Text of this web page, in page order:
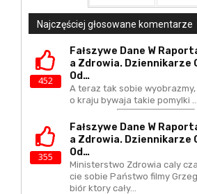
Najczęściej głosowane komentarze
452
Fałszywe Dane W
A Zdrowia. Dziennikarze
Od…
A teraz tak sobie
o kraju bywaja takie pomylki ...
355
Fałszywe Dane W
A Zdrowia. Dziennikarze
Od…
Ministerstwo Zdrowia caly
cie sobie Państwo filmy
biór ktory cały…